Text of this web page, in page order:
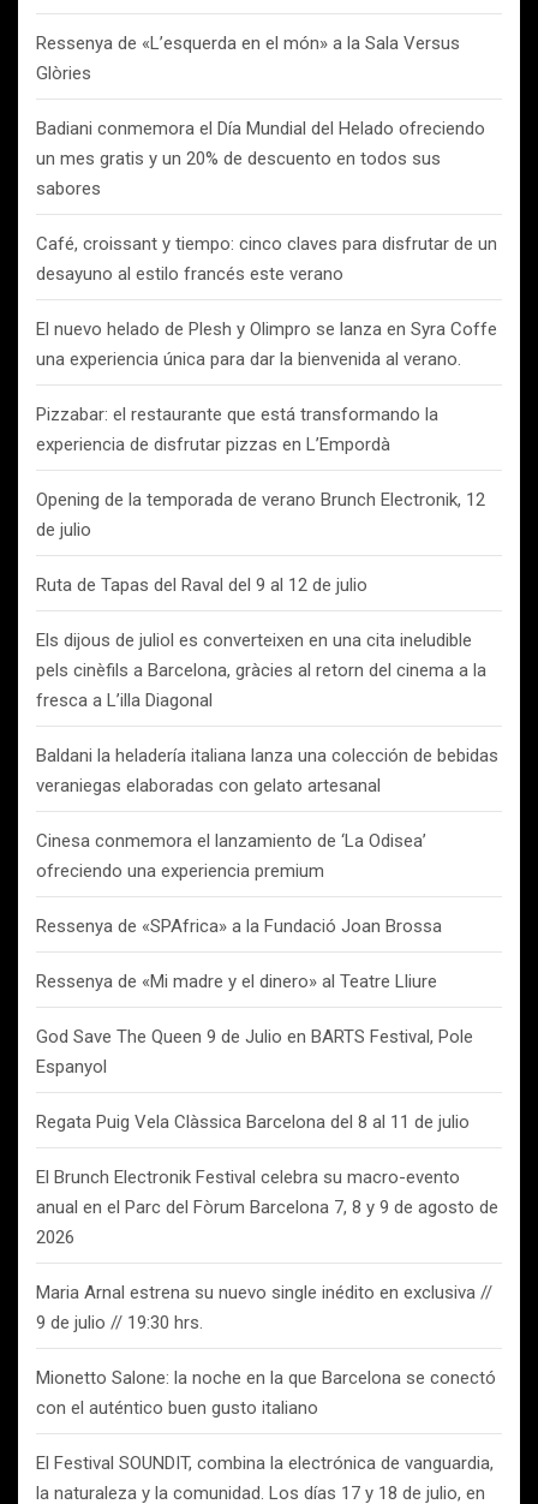
Ressenya de «L’esquerda en el món» a la Sala Versus
Glòries
Badiani conmemora el Día Mundial del Helado ofreciendo
un mes gratis y un 20% de descuento en todos sus
sabores
Café, croissant y tiempo: cinco claves para disfrutar de un
desayuno al estilo francés este verano
El nuevo helado de Plesh y Olimpro se lanza en Syra Coffe
una experiencia única para dar la bienvenida al verano.
Pizzabar: el restaurante que está transformando la
experiencia de disfrutar pizzas en L’Empordà
Opening de la temporada de verano Brunch Electronik, 12
de julio
Ruta de Tapas del Raval del 9 al 12 de julio
Els dijous de juliol es converteixen en una cita ineludible
pels cinèfils a Barcelona, gràcies al retorn del cinema a la
fresca a L’illa Diagonal
Baldani la heladería italiana lanza una colección de bebidas
veraniegas elaboradas con gelato artesanal
Cinesa conmemora el lanzamiento de ‘La Odisea’
ofreciendo una experiencia premium
Ressenya de «SPAfrica» a la Fundació Joan Brossa
Ressenya de «Mi madre y el dinero» al Teatre Lliure
God Save The Queen 9 de Julio en BARTS Festival, Pole
Espanyol
Regata Puig Vela Clàssica Barcelona del 8 al 11 de julio
El Brunch Electronik Festival celebra su macro-evento
anual en el Parc del Fòrum Barcelona 7, 8 y 9 de agosto de
2026
Maria Arnal estrena su nuevo single inédito en exclusiva //
9 de julio // 19:30 hrs.
Mionetto Salone: la noche en la que Barcelona se conectó
con el auténtico buen gusto italiano
El Festival SOUNDIT, combina la electrónica de vanguardia,
la naturaleza y la comunidad. Los días 17 y 18 de julio, en